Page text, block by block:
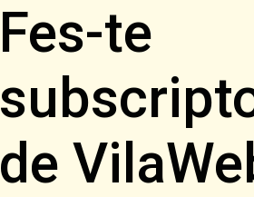
Fes-te
de